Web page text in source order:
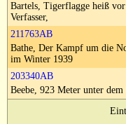
Bartels, Tigerflagge heiß
Verfasser,
211763AB
Bathe, Der Kampf um die
im Winter 1939
203340AB
Beebe, 923 Meter unter dem